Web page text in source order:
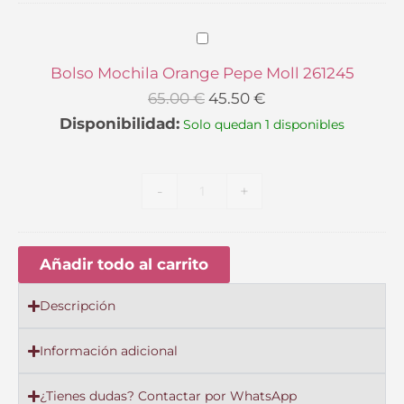
Bolso
Mochila
Orange
Pepe
Bolso Mochila Orange Pepe Moll 261245
65.00€ 45.50 €
Disponibilidad: Solo quedan 1 disponibles
- +
Añadir todo al carrito
Descripción
Información adicional
¿Tienes dudas? Contactar por WhatsApp